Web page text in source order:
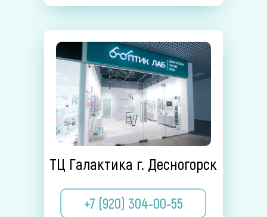
ТЦ Галактика г. Десногорск
+7 (920) 304-00-55